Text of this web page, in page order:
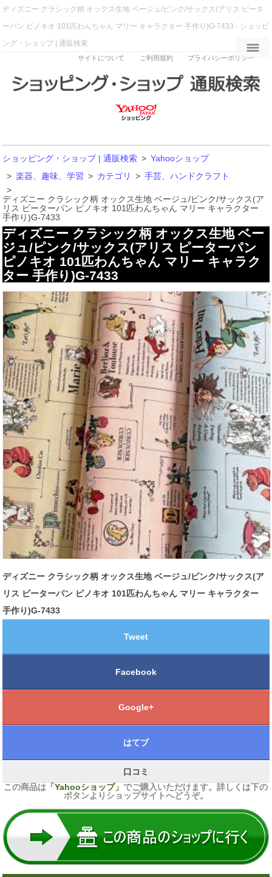
ディズニー クラシック柄 オックス生地 ベージュ/ピンク/サックス(アリス ピータ
ーパン ピノキオ 101匹わんちゃん マリー キャラクター 手作り)G-7433 - ショッピ
ング・ショップ | 通販検索
サイトについて ご利用規約 プライバシーポリシー
ショッピング・ショップ | 通販検索 > Yahooショップ
> 楽器、趣味、学習 > カテゴリ > 手芸、ハンドクラフト
>
ディズニー クラシック柄 オックス生地 ベージュ/ピンク/サックス(ア
リス ピーターパン ピノキオ 101匹わんちゃん マリー キャラクター
手作り)G-7433
ディズニー クラシック柄 オックス生地 ベー
ジュ/ピンク/サックス(アリス ピーターパン
ピノキオ 101匹わんちゃん マリー キャラク
ター 手作り)G-7433
ディズニー クラシック柄 オックス生地 ベージュ/ピンク/サックス(ア
リス ピーターパン ピノキオ 101匹わんちゃん マリー キャラクター
手作り)G-7433
Tweet
Facebook
Google+
はてブ
口コミ
この商品は 「Yahooショップ」でご購入いただけます。詳しくは下の
ボタンよりショップサイトへどうぞ。